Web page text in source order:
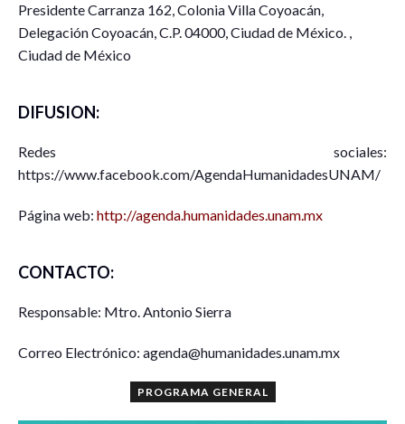
Presidente Carranza 162, Colonia Villa Coyoacán,
Delegación Coyoacán, C.P. 04000, Ciudad de México. ,
Ciudad de México
DIFUSION:
Redes sociales:
https://www.facebook.com/AgendaHumanidadesUNAM/
Página web: http://agenda.humanidades.unam.mx
CONTACTO:
Responsable: Mtro. Antonio Sierra
Correo Electrónico: agenda@humanidades.unam.mx
PROGRAMA GENERAL